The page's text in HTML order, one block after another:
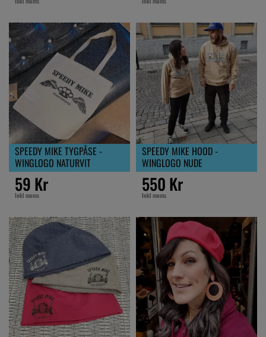
SPEEDY MIKE TYGPÅSE -
WINGLOGO NATURVIT
59 Kr
Inkl moms
SPEEDY MIKE HOOD -
WINGLOGO NUDE
550 Kr
Inkl moms